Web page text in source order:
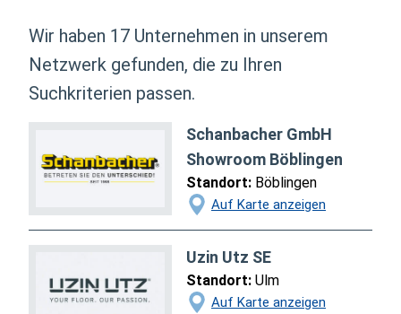
Wir haben 17 Unternehmen in unserem
Netzwerk gefunden, die zu Ihren
Suchkriterien passen.